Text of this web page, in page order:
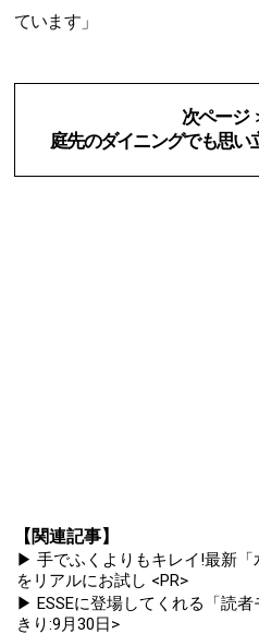
ています」
次ページ
庭先のダイニングでも思い
【関連記事】
▶ 手でふくよりもキレイ!最新「
をリアルにお試し <PR>
▶ ESSEに登場してくれる「読
きり:9月30日>